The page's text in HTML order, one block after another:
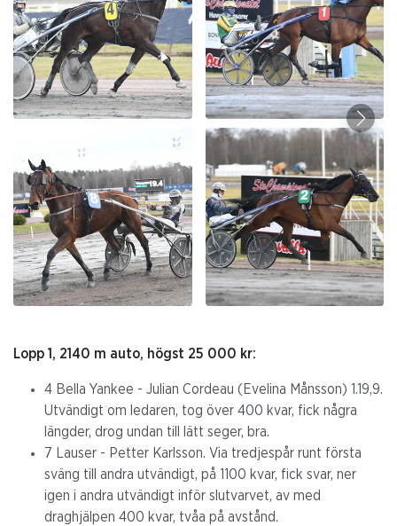
Lopp 1, 2140 m auto, högst 25 000 kr:
4 Bella Yankee - Julian Cordeau (Evelina Månsson) 1.19,9.
Utvändigt om ledaren, tog över 400 kvar, fick några
längder, drog undan till lätt seger, bra.
7 Lauser - Petter Karlsson. Via tredjespår runt första
sväng till andra utvändigt, på 1100 kvar, fick svar, ner
igen i andra utvändigt inför slutvarvet, av med
draghjälpen 400 kvar, tvåa på avstånd.